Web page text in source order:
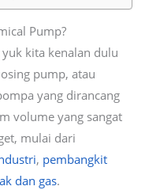
Pump?
kita kenalan dulu
pump, atau
yang dirancang
volume yang sangat
mulai dari
, pembangkit
dan gas.